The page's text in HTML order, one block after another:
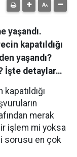
yaşandı.
kapatıldığı
yaşandı?
İşte detaylar…
merak
işlem mi yoksa
sorusu en çok